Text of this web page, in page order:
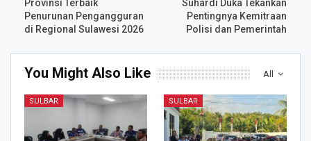
Provinsi Terbaik
Penurunan Pengangguran
di Regional Sulawesi 2026
Suhardi Duka Tekankan
Pentingnya Kemitraan
Polisi dan Pemerintah
All
You Might Also Like
SULBAR SULBAR